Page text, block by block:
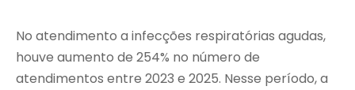
No atendimento a infecções respiratórias agudas,
houve aumento de 254% no número de
atendimentos entre 2023 e 2025. Nesse período, a